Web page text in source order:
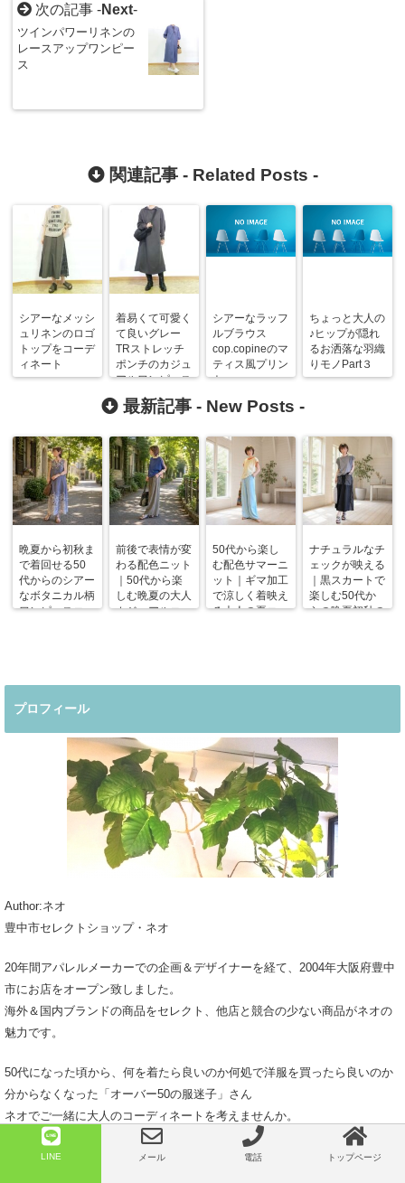
次の記事 -Next-
ツインパワーリネンの
レースアップワンピー
ス
関連記事 - Related Posts -
シアーなメッシ
ュリネンのロゴ
トップをコーデ
ィネート
着易くて可愛く
て良いグレー
TRストレッチ
ポンチのカジュ
アルワンピース
シアーなラッフ
ルブラウス
cop.copineのマ
ティス風プリン
ト
ちょっと大人の
♪ヒップが隠れ
るお洒落な羽織
りモノPart３
最新記事 - New Posts -
晩夏から初秋ま
で着回せる50
代からのシアー
なボタニカル柄
ワンピースコー
前後で表情が変
わる配色ニット
｜50代から楽
しむ晩夏の大人
カジュアルコー
50代から楽し
む配色サマーニ
ット｜ギマ加工
で涼しく着映え
る大人の夏コー
ナチュラルなチ
ェックが映える
｜黒スカートで
楽しむ50代か
らの晩夏初秋の
プロフィール
Author:ネオ
豊中市セレクトショップ・ネオ
20年間アパレルメーカーでの企画＆デザイナーを経て、2004年大阪府豊中
市にお店をオープン致しました。
海外＆国内ブランドの商品をセレクト、他店と競合の少ない商品がネオの
魅力です。
50代になった頃から、何を着たら良いのか何処で洋服を買ったら良いのか
分からなくなった「オーバー50の服迷子」さん
ネオでご一緒に大人のコーディネートを考えませんか。
大人のお洒落は着心地の良さから☆
LINE メール 電話 トップページ